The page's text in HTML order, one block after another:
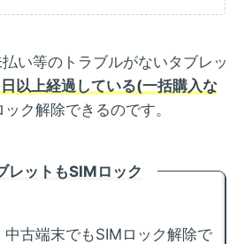
い等のトラブルがないタブレッ
以上経過している(一括購入な
ク解除できるのです。
レットもSIMロック
古端末でもSIMロック解除で